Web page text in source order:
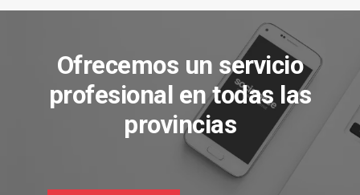
Ofrecemos un servicio
profesional en todas las
provincias